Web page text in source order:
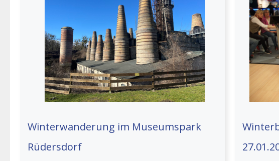
Winterwanderung im Museumspark
Rüdersdorf